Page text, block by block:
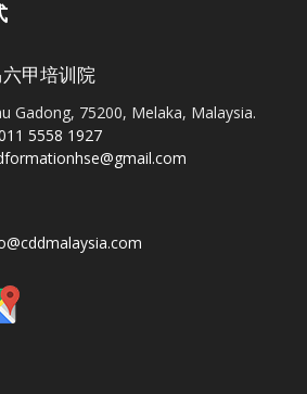
甲培训院
Gadong, 75200, Melaka, Malaysia.
5558 1927